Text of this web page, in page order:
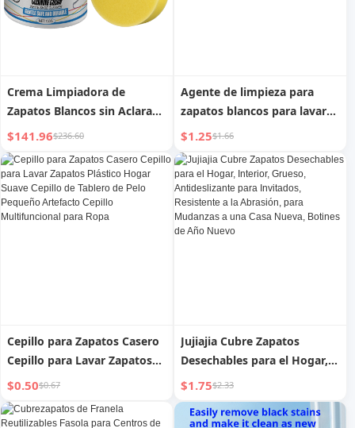
Crema Limpiadora de
Zapatos Blancos sin Aclarado
Jue-Fish - Potente
Eliminación de Manchas,
Protección de la Superficie
del Zapato
$141.96$236.60
Agente de limpieza para
zapatos blancos para lavar
zapatos fantástico producto
de limpieza para zapatos
limpieza sin lavado zapatos
blancos y negros para
descontaminación,
blanqueamiento y
$1.25$1.66
Cepillo para Zapatos Casero
Cepillo para Lavar Zapatos
Plástico Hogar Suave Cepillo
de Tablero de Pelo Pequeño
Artefacto Cepillo
$0.50$0.67
Jujiajia Cubre Zapatos
Desechables para el Hogar,
Interior, Grueso,
Antideslizante para
Invitados, Resistente a la
$1.75$2.33